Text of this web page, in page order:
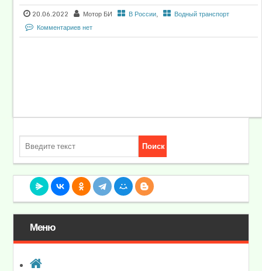
20.06.2022 Мотор БИ В России,
Водный транспорт
Комментариев нет
Меню